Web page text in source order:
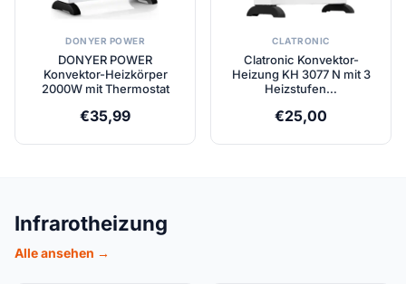
DONYER POWER
DONYER POWER
Konvektor-Heizkörper
2000W mit Thermostat
€35,99
CLATRONIC
Clatronic Konvektor-
Heizung KH 3077 N mit 3
Heizstufen…
€25,00
Infrarotheizung
Alle ansehen →